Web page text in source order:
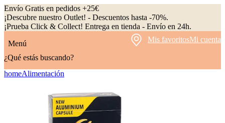
Envío Gratis en pedidos +25€
¡Descubre nuestro Outlet! - Descuentos hasta -70%.
¡Prueba Click & Collect! Entrega en tienda - Envío en 24h.
Menú
Mis favoritosMi cuenta
¿Qué estás buscando?
homeAlimentación